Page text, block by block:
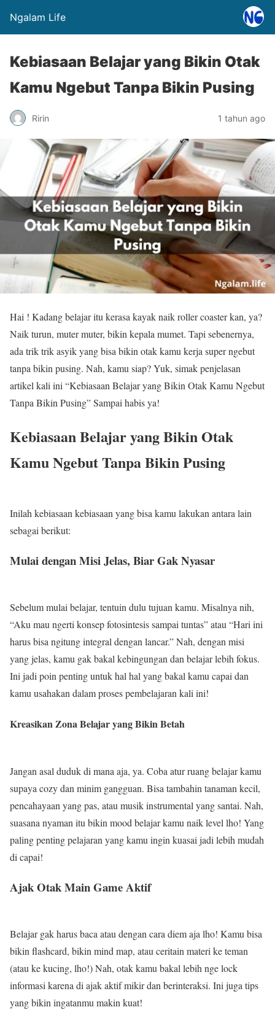
Ngalam Life
Kebiasaan Belajar yang Bikin Otak
Kamu Ngebut Tanpa Bikin Pusing
Ririn 1 tahun ago
Hai ! Kadang belajar itu kerasa kayak naik roller coaster kan, ya?
Naik turun, muter muter, bikin kepala mumet. Tapi sebenernya,
ada trik trik asyik yang bisa bikin otak kamu kerja super ngebut
tanpa bikin pusing. Nah, kamu siap? Yuk, simak penjelasan
artikel kali ini “Kebiasaan Belajar yang Bikin Otak Kamu Ngebut
Tanpa Bikin Pusing” Sampai habis ya!
Kebiasaan Belajar yang Bikin Otak
Kamu Ngebut Tanpa Bikin Pusing
Inilah kebiasaan kebiasaan yang bisa kamu lakukan antara lain
sebagai berikut:
Mulai dengan Misi Jelas, Biar Gak Nyasar
Sebelum mulai belajar, tentuin dulu tujuan kamu. Misalnya nih,
“Aku mau ngerti konsep fotosintesis sampai tuntas” atau “Hari ini
harus bisa ngitung integral dengan lancar.” Nah, dengan misi
yang jelas, kamu gak bakal kebingungan dan belajar lebih fokus.
Ini jadi poin penting untuk hal hal yang bakal kamu capai dan
kamu usahakan dalam proses pembelajaran kali ini!
Kreasikan Zona Belajar yang Bikin Betah
Jangan asal duduk di mana aja, ya. Coba atur ruang belajar kamu
supaya cozy dan minim gangguan. Bisa tambahin tanaman kecil,
pencahayaan yang pas, atau musik instrumental yang santai. Nah,
suasana nyaman itu bikin mood belajar kamu naik level lho! Yang
paling penting pelajaran yang kamu ingin kuasai jadi lebih mudah
di capai!
Ajak Otak Main Game Aktif
Belajar gak harus baca atau dengan cara diem aja lho! Kamu bisa
bikin flashcard, bikin mind map, atau ceritain materi ke teman
(atau ke kucing, lho!) Nah, otak kamu bakal lebih nge lock
informasi karena di ajak aktif mikir dan berinteraksi. Ini juga tips
yang bikin ingatanmu makin kuat!